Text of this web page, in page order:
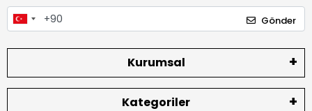
Gönder
Kurumsal
Kategoriler